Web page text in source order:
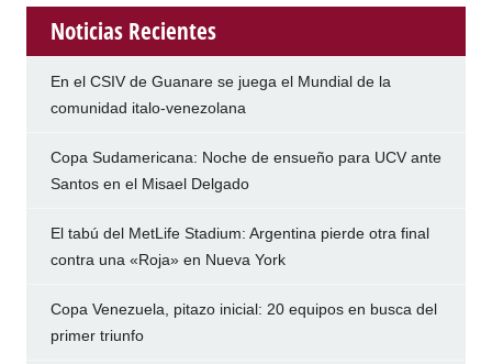
Noticias Recientes
En el CSIV de Guanare se juega el Mundial de la
comunidad italo-venezolana
Copa Sudamericana: Noche de ensueño para UCV ante
Santos en el Misael Delgado
El tabú del MetLife Stadium: Argentina pierde otra final
contra una «Roja» en Nueva York
Copa Venezuela, pitazo inicial: 20 equipos en busca del
primer triunfo